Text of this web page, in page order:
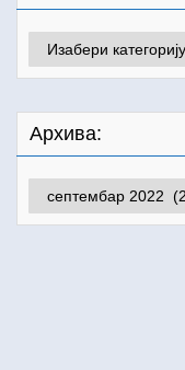
Категорије:
Архива: